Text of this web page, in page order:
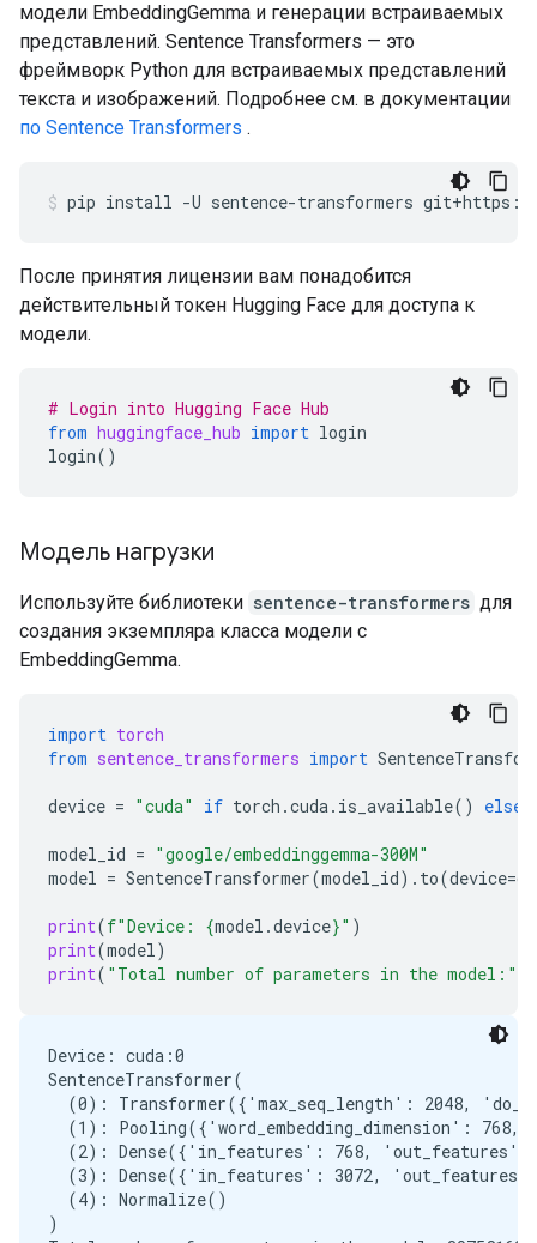
модели EmbeddingGemma и генерации встраиваемых
представлений. Sentence Transformers — это
фреймворк Python для встраиваемых представлений
текста и изображений. Подробнее см. в документации
по Sentence Transformers .
pip install -U sentence-transformers git+https://
После принятия лицензии вам понадобится
действительный токен Hugging Face для доступа к
модели.
# Login into Hugging Face Hub
from huggingface_hub import login
login()
Модель нагрузки
Используйте библиотеки sentence-transformers для
создания экземпляра класса модели с
EmbeddingGemma.
import torch
from sentence_transformers import
device = "cuda" if torch .cuda. is_available() else
model_id = "google/embeddinggemma-300M"
model = SentenceTransformer(model_id) . to(device=
print(f"Device: {model .device}" )
print(model)
print( "Total number of parameters in the model:"
Device: cuda:0
SentenceTransformer(
(0): Transformer({'max_seq_length': 2048,
(1): Pooling({'word_embedding_dimension': 768,
(2): Dense({'in_features': 768,
(3): Dense({'in_features': 3072,
  (4): Normalize()
)